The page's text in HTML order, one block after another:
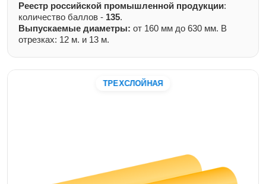
Реестр российской промышленной продукции:
количество баллов - 135.
Выпускаемые диаметры: от 160 мм до 630 мм. В
отрезках: 12 м. и 13 м.
ТРЕХСЛОЙНАЯ